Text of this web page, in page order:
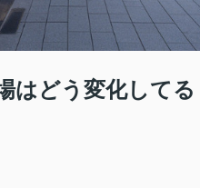
はどう変化して